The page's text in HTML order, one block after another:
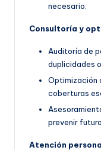
necesario.
Consultoría y
Auditoría de
duplicidades
Optimización
coberturas
prevenir
Atención